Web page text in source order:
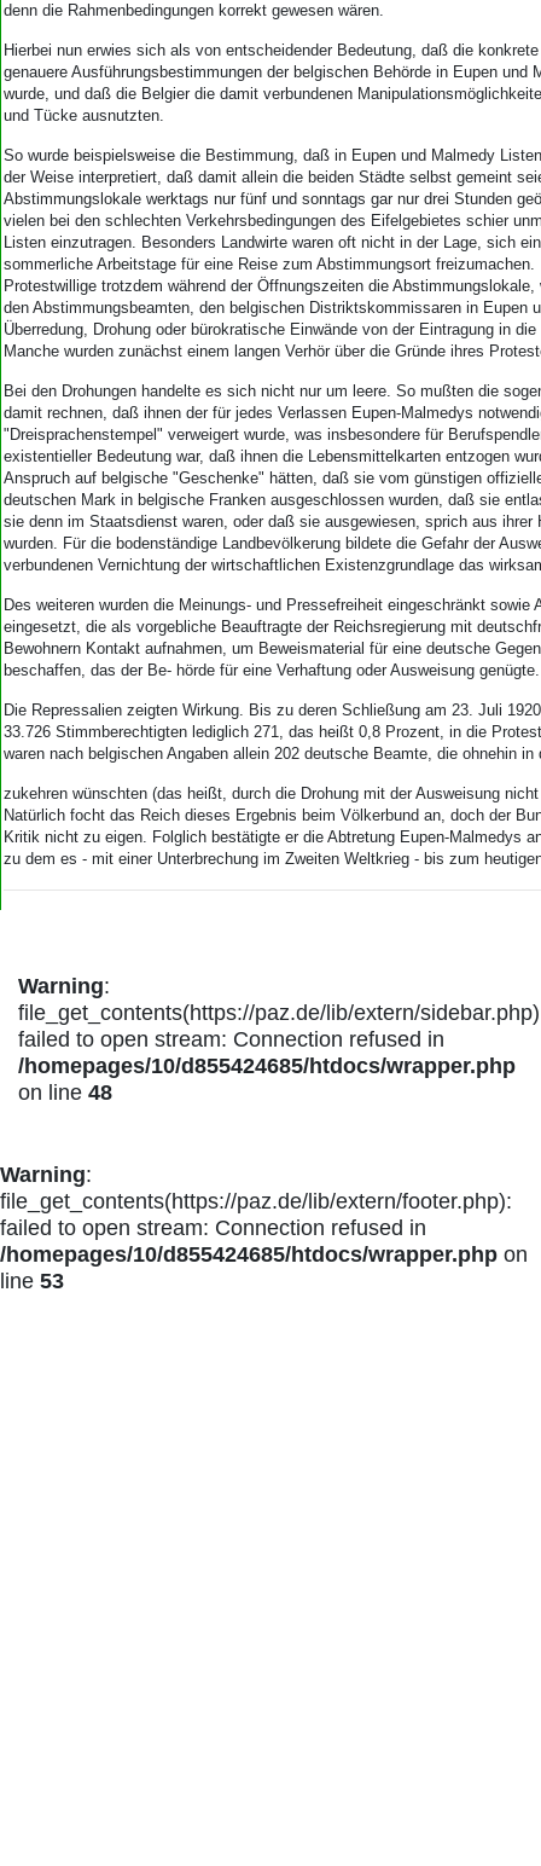
denn die Rahmenbedingungen korrekt gewesen wären.
Hierbei nun erwies sich als von entscheidender Bedeutung, daß die
genauere Ausführungsbestimmungen der belgischen Behörde in Eupen und
wurde, und daß die Belgier die damit verbundenen
und Tücke ausnutzten.
So wurde beispielsweise die Bestimmung, daß in Eupen und Malmedy
der Weise interpretiert, daß damit allein die beiden Städte selbst gemeint
Abstimmungslokale werktags nur fünf und sonntags gar nur drei Stunden
vielen bei den schlechten Verkehrsbedingungen des Eifelgebietes schier
Listen einzutragen. Besonders Landwirte waren oft nicht in der Lage, sich
sommerliche Arbeitstage für eine Reise zum Abstimmungsort freizumachen.
Protestwillige trotzdem während der Öffnungszeiten die
den Abstimmungsbeamten, den belgischen Distriktskommissaren in Eupen
Überredung, Drohung oder bürokratische Einwände von der Eintragung in
Manche wurden zunächst einem langen Verhör über die Gründe ihres
Bei den Drohungen handelte es sich nicht nur um leere. So mußten die
damit rechnen, daß ihnen der für jedes Verlassen Eupen-Malmedys
"Dreisprachenstempel" verweigert wurde, was insbesondere für
existentieller Bedeutung war, daß ihnen die Lebensmittelkarten entzogen
Anspruch auf belgische "Geschenke" hätten, daß sie vom günstigen
deutschen Mark in belgische Franken ausgeschlossen wurden, daß sie
sie denn im Staatsdienst waren, oder daß sie ausgewiesen, sprich aus ihrer
wurden. Für die bodenständige Landbevölkerung bildete die Gefahr der
verbundenen Vernichtung der wirtschaftlichen Existenzgrundlage das
Des weiteren wurden die Meinungs- und Pressefreiheit eingeschränkt sowie
eingesetzt, die als vorgebliche Beauftragte der Reichsregierung mit
Bewohnern Kontakt aufnahmen, um Beweismaterial für eine deutsche
beschaffen, das der Be- hörde für eine Verhaftung oder Ausweisung genügte.
Die Repressalien zeigten Wirkung. Bis zu deren Schließung am 23. Juli
33.726 Stimmberechtigten lediglich 271, das heißt 0,8 Prozent, in die
waren nach belgischen Angaben allein 202 deutsche Beamte, die ohnehin
zukehren wünschten (das heißt, durch die Drohung mit der Ausweisung
Natürlich focht das Reich dieses Ergebnis beim Völkerbund an, doch der
Kritik nicht zu eigen. Folglich bestätigte er die Abtretung Eupen-Malmedys
zu dem es - mit einer Unterbrechung im Zweiten Weltkrieg - bis zum
Warning:
file_get_contents(https://paz.de/lib/extern/
failed to open stream: Connection refused in
/homepages/10/d855424685/htdocs/wrapper.php
on line 48
Warning:
file_get_contents(https://paz.de/lib/extern/footer.php):
failed to open stream: Connection refused in
/homepages/10/d855424685/htdocs/wrapper.php on
line 53